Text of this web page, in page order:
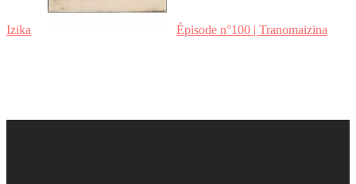
Izika Épisode n°100 | Tranomaizina